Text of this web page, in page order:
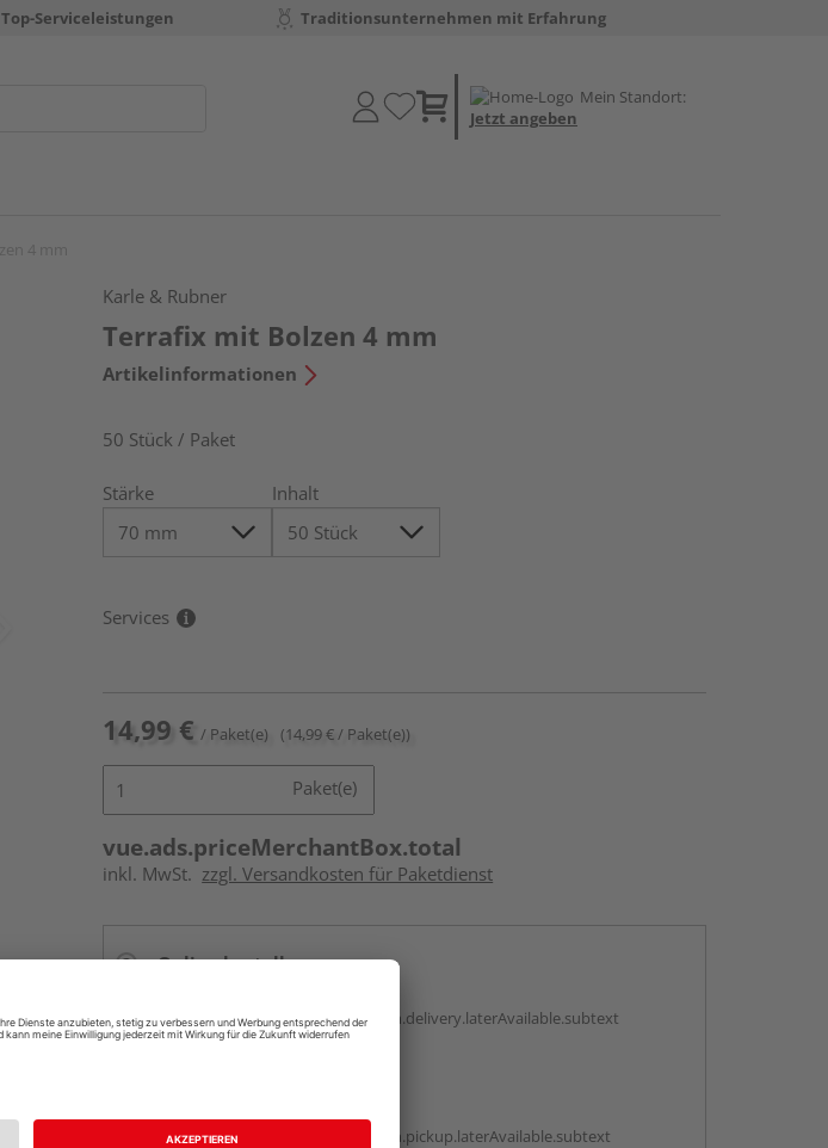
Top-Serviceleistungen Traditionsunternehmen mit Erfahrung
Mein Standort:
Jetzt angeben
Karle & Rubner
Terrafix mit Bolzen 4 mm
Artikelinformationen
50 Stück / Paket
Stärke Inhalt
Services
14,99 € / Paket(e) (14,99 € / Paket(e))
Paket(e)
vue.ads.priceMerchantBox.total
inkl. MwSt. zzgl. Versandkosten für Paketdienst
Online bestellen
vue.ads.priceMerchantBox.option.delivery.laterAvailable.subtext
Auf Vorbestellung:
vue.ads.priceMerchantBox.option.pickup.laterAvailable.subtext